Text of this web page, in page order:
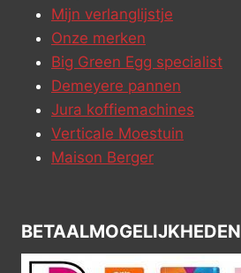
Mijn verlanglijstje
Onze merken
Big Green Egg specialist
Demeyere pannen
Jura koffiemachines
Verticale Moestuin
Maison Berger
BETAALMOGELIJKHEDEN